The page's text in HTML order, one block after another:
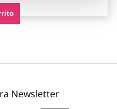
Newsletter